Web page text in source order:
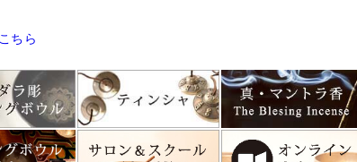
ちら